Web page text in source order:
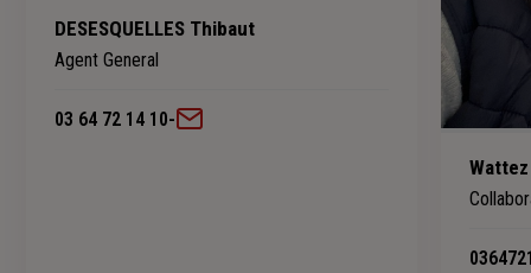
DESESQUELLES Thibaut
Agent General
03 64 72 14 10-